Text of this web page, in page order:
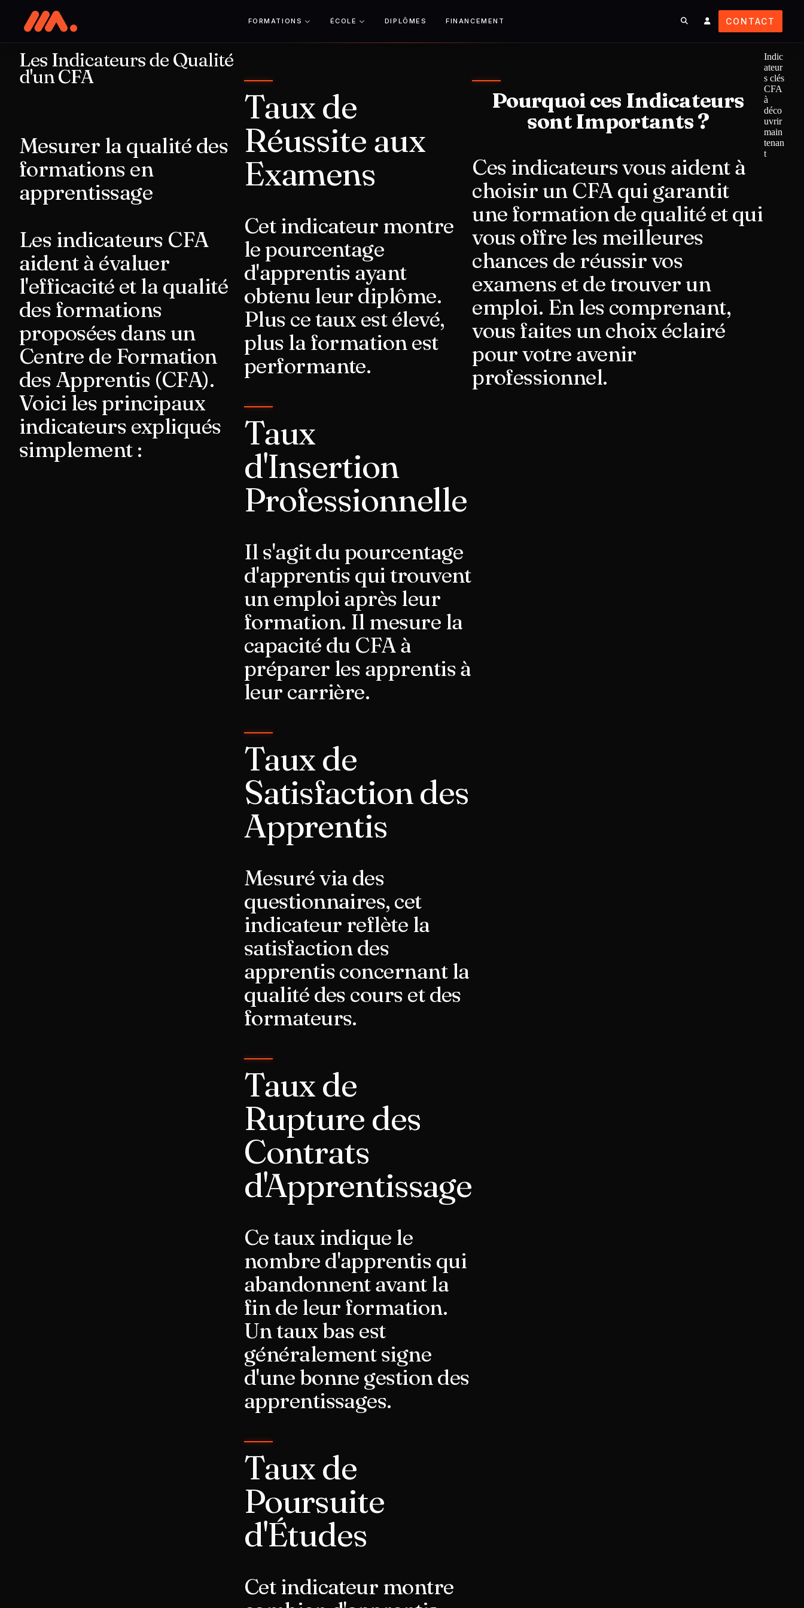
FORMATIONS ÉCOLE DIPLÔMES FINANCEMENT CONTACT
Les Indicateurs de Qualité
d'un CFA
Mesurer la qualité des
formations en
apprentissage
Les indicateurs CFA
aident à évaluer
l'efficacité et la qualité
des formations
proposées dans un
Centre de Formation
des Apprentis (CFA).
Voici les principaux
indicateurs expliqués
simplement :
Taux de
Réussite aux
Examens
Cet indicateur montre
le pourcentage
d'apprentis ayant
obtenu leur diplôme.
Plus ce taux est élevé,
plus la formation est
performante.
Taux
d'Insertion
Professionnelle
Il s'agit du pourcentage
d'apprentis qui trouvent
un emploi après leur
formation. Il mesure la
capacité du CFA à
préparer les apprentis à
leur carrière.
Taux de
Satisfaction des
Apprentis
Mesuré via des
questionnaires, cet
indicateur reflète la
satisfaction des
apprentis concernant la
qualité des cours et des
formateurs.
Taux de
Rupture des
Contrats
d'Apprentissage
Ce taux indique le
nombre d'apprentis qui
abandonnent avant la
fin de leur formation.
Un taux bas est
généralement signe
d'une bonne gestion des
apprentissages.
Taux de
Poursuite
d'Études
Cet indicateur montre
Pourquoi ces Indicateurs
sont Importants ?
Ces indicateurs vous aident à
choisir un CFA qui garantit
une formation de qualité et qui
vous offre les meilleures
chances de réussir vos
examens et de trouver un
emploi. En les comprenant,
vous faites un choix éclairé
pour votre avenir
professionnel.
Indic
ateur
s clés
CFA
à
déco
uvrir
main
tenan
t